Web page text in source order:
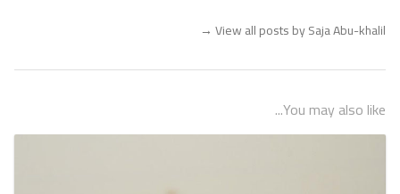
View all posts by Saja Abu-khalil
→
You may also like...